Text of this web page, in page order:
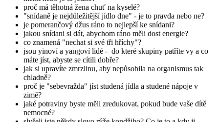
proč má těhotná žena chuť na kyselé?
"snídaně je nejdůležitější jídlo dne" - je to pravda nebo ne?
je pomerančový džus ráno to nejlepší ke snídani?
jakou snídani si dát, abychom ráno měli dost energie?
co znamená "nechat si své tři hříchy"?
jsou yinoví a yangoví lidé - do které skupiny patříte vy a co
máte jíst, abyste se cítili dobře?
jak si upravíte zmrzlinu, aby nepůsobila na organismus tak
chladně?
proč je "sebevražda" jíst studená jídla a studené nápoje v
zimě?
jaké potraviny byste měli zredukovat, pokud bude vaše dítě
nemocné?